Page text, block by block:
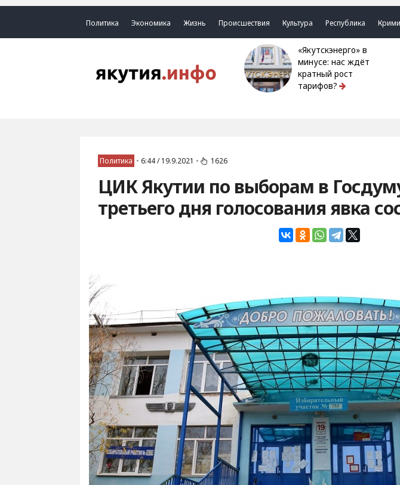
Политика Экономика Жизнь Происшествия Культура Республика
«Якутскэнерго» в
минусе: нас ждёт
кратный рост
тарифов?
Политика • 6:44 / 19.9.2021 • 1626
ЦИК Якутии по выборам в
третьего дня голосования явка